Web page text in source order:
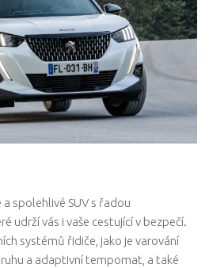
spolehlivé SUV s řadou
udrží vás i vaše cestující v bezpečí.
systémů řidiče, jako je varování
a adaptivní tempomat, a také